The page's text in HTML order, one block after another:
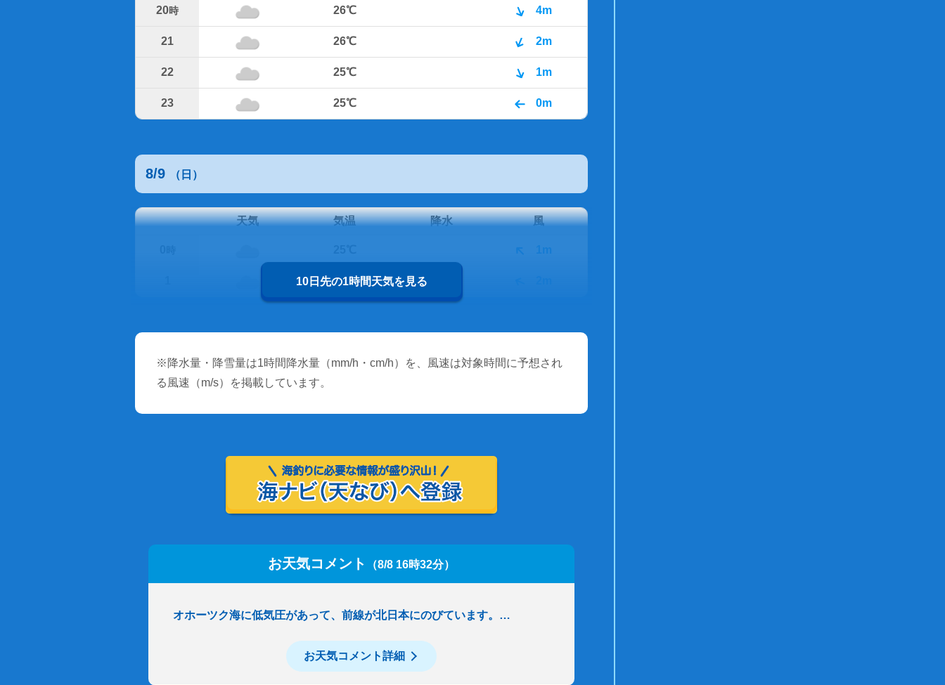
20時 26℃ 4m
21 26℃ 2m
22 25℃ 1m
23 25℃ 0m
8/9 （日）
天気 気温 降水 風
1m
25℃
10日先の1時間天気を見る
※降水量・降雪量は1時間降水量（mm/h・cm/h）を、風速は対象時間に予想され
る風速（m/s）を掲載しています。
お天気コメント （8/8 16時32分）
オホーツク海に低気圧があって、前線が北日本にのびています。…
お天気コメント詳細